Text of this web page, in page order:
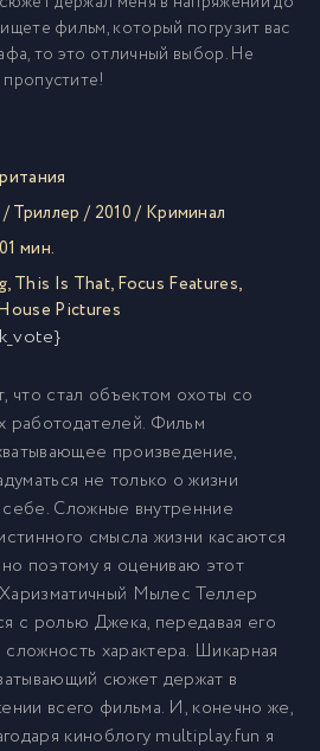
фильм, который погрузит вас
то это отличный выбор. Не
пропустите!
/Триллер / 2010/ Криминал
мин.
,This Is That,Focus Features,
Pictures
что стал объектом охоты со
работодателей. Фильм
произведение,
не только о жизни
себе. Сложные внутренние
смысла жизни касаются
поэтому я оцениваю этот
Мылес Теллер
с ролью Джека, передавая его
характера. Шикарная
сюжет держат в
всего фильма. И, конечно же,
киноблогу multiplay.fun я